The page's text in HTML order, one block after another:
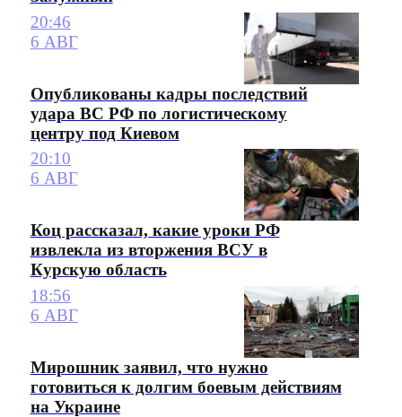
20:46
6 АВГ
Опубликованы кадры последствий
удара ВС РФ по логистическому
центру под Киевом
20:10
6 АВГ
Коц рассказал, какие уроки РФ
извлекла из вторжения ВСУ в
Курскую область
18:56
6 АВГ
Мирошник заявил, что нужно
готовиться к долгим боевым действиям
на Украине